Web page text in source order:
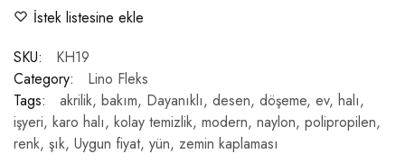
İstek listesine ekle
SKU:
KH19
Category:
Lino Fleks
Tags:
akrilik, bakım, Dayanıklı, desen, döşeme, ev, halı,
işyeri, karo halı, kolay temizlik, modern, naylon, polipropilen,
renk, şık, Uygun fiyat, yün, zemin kaplaması